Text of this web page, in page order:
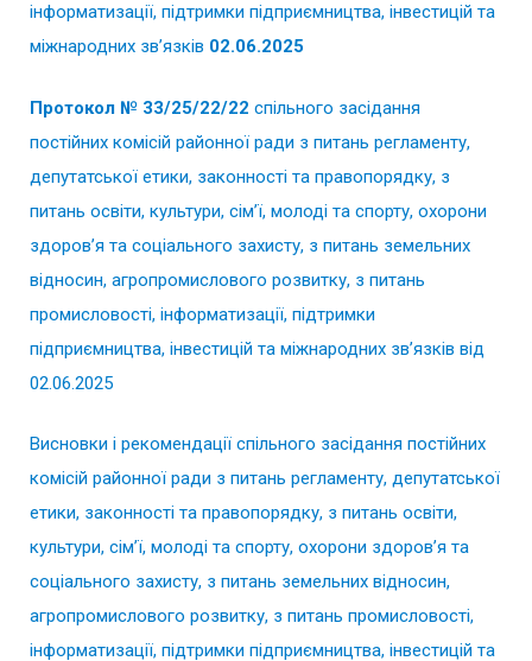
інформатизації, підтримки підприємництва, інвестицій та
міжнародних зв’язків 02.06.2025
Протокол № 33/25/22/22 спільного засідання
постійних комісій районної ради з питань регламенту,
депутатської етики, законності та правопорядку, з
питань освіти, культури, сім’ї, молоді та спорту, охорони
здоров’я та соціального захисту, з питань земельних
відносин, агропромислового розвитку, з питань
промисловості, інформатизації, підтримки
підприємництва, інвестицій та міжнародних зв’язків від
02.06.2025
Висновки і рекомендації спільного засідання постійних
комісій районної ради з питань регламенту, депутатської
етики, законності та правопорядку, з питань освіти,
культури, сім’ї, молоді та спорту, охорони здоров’я та
соціального захисту, з питань земельних відносин,
агропромислового розвитку, з питань промисловості,
інформатизації, підтримки підприємництва, інвестицій та